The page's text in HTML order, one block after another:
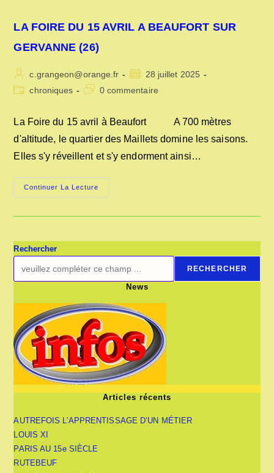
LA FOIRE DU 15 AVRIL A BEAUFORT SUR
GERVANNE (26)
Auteur/autrice
de
c.grangeon@orange.fr
Publication
publiée :
28 juillet 2025
Postchroniques
Commentaires
publication :
0 commentaire
La Foire du 15 avril à Beaufort A 700 mètres
d'altitude, le quartier des Maillets domine les saisons.
Elles s'y réveillent et s'y endorment ainsi…
Continuer La Lecture
FOIRE
BEAUFORT
GERVANNE
(26)
Rechercher
RECHERCHER
News
Articles récents
AUTREFOIS L’APPRENTISSAGE D’UN MÉTIER
LOUIS XI
PARIS AU 15e SIÈCLE
RUTEBEUF